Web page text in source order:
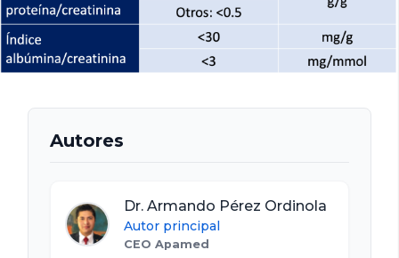
Autores
Dr. Armando Pérez Ordinola
Autor principal
CEO Apamed